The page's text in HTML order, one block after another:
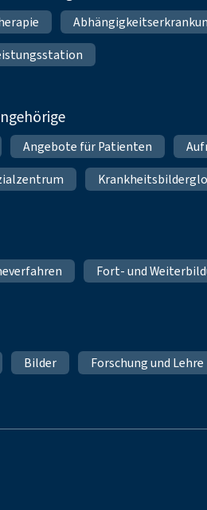
Angebote für Patienten
Fort- und
Bilder Forschung und Lehre